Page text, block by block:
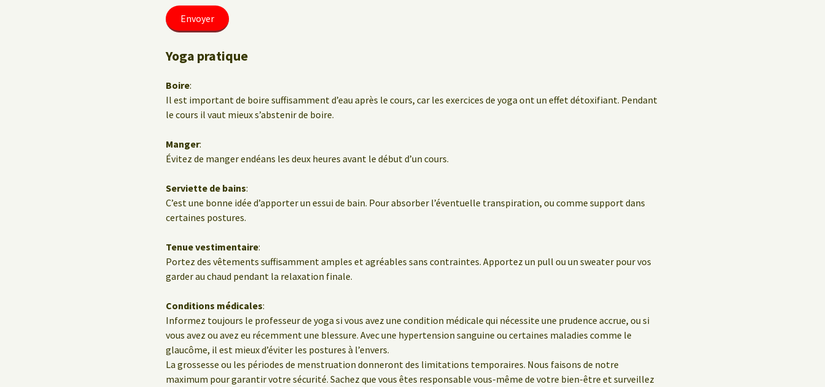
Yoga pratique
Boire:
Il est important de boire suffisamment d’eau après le cours, car les exercices de yoga ont un effet détoxifiant. Pendant
le cours il vaut mieux s’abstenir de boire.
Manger:
Évitez de manger endéans les deux heures avant le début d’un cours.
Serviette de bains:
C’est une bonne idée d’apporter un essui de bain. Pour absorber l’éventuelle transpiration, ou comme support dans
certaines postures.
Tenue vestimentaire:
Portez des vêtements suffisamment amples et agréables sans contraintes. Apportez un pull ou un sweater pour vos
garder au chaud pendant la relaxation finale.
Conditions médicales:
Informez toujours le professeur de yoga si vous avez une condition médicale qui nécessite une prudence accrue, ou si
vous avez ou avez eu récemment une blessure. Avec une hypertension sanguine ou certaines maladies comme le
glaucôme, il est mieux d’éviter les postures à l’envers.
La grossesse ou les périodes de menstruation donneront des limitations temporaires. Nous faisons de notre
maximum pour garantir votre sécurité. Sachez que vous êtes responsable vous-même de votre bien-être et surveillez